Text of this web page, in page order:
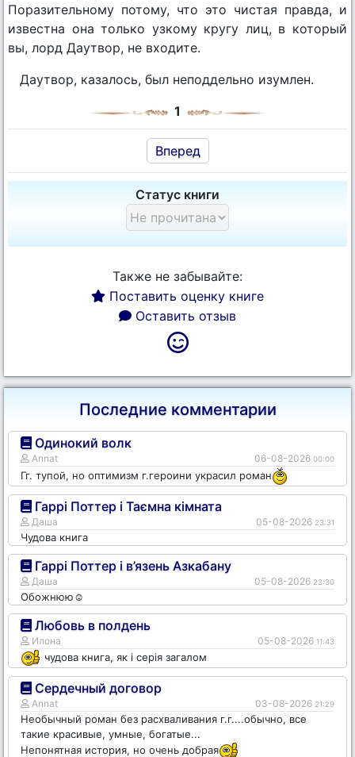
Поразительному потому, что это чистая правда, и
известна она только узкому кругу лиц, в который
вы, лорд Даутвор, не входите.
Даутвор, казалось, был неподдельно изумлен.
1
Вперед
Статус книги
Также не забывайте:
Поставить оценку книге
Оставить отзыв
Последние комментарии
Одинокий волк
Annat 06-08-2026 00:00
Гг. тупой, но оптимизм г.героини украсил роман
Гаррі Поттер і Таємна кімната
Даша 05-08-2026 23:31
Чудова книга
Гаррі Поттер і в’язень Азкабану
Даша 05-08-2026 23:30
Обожнюю☺️
Любовь в полдень
Илона 05-08-2026 11:43
чудова книга, як і серія загалом
Сердечный договор
Annat 03-08-2026 21:29
Необычный роман без расхваливания г.г....обычно, все
такие красивые, умные, богатые...
Непонятная история, но очень добрая